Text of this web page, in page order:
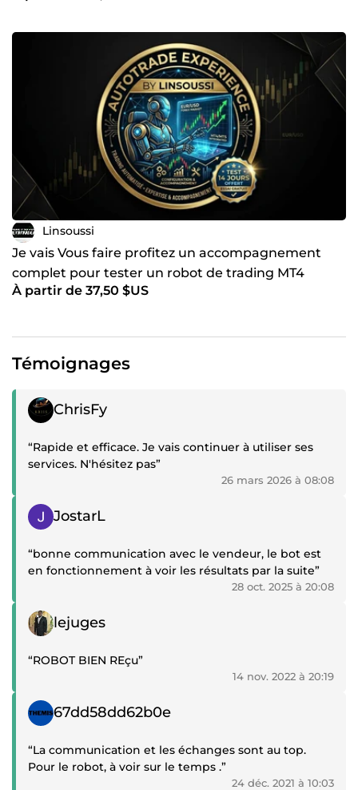
Linsoussi
Je vais Vous faire profitez un accompagnement
complet pour tester un robot de trading MT4
pendant 14 jours
À partir de 37,50 $US
Témoignages
Témoignage positif
ChrisFy
“Rapide et efficace. Je vais continuer à utiliser ses
services. N'hésitez pas”
26 mars 2026 à 08:08
Témoignage positif
JostarL
“bonne communication avec le vendeur, le bot est
en fonctionnement à voir les résultats par la suite”
28 oct. 2025 à 20:08
Témoignage positif
lejuges
“ROBOT BIEN REçu”
14 nov. 2022 à 20:19
Témoignage positif
67dd58dd62b0e
“La communication et les échanges sont au top.
Pour le robot, à voir sur le temps .”
24 déc. 2021 à 10:03